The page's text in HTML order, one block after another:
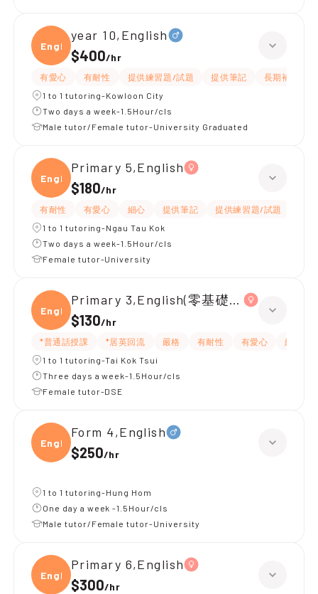
Engli
year 10,English
$400/hr
有愛心 有耐性 提供練習題/試題 提供筆記
長期補習
1 to 1 tutoring-Kowloon City
Two days a week-1.5Hour/cls
Male tutor/Female tutor-University Graduated
Engli
Primary 5,English
$180/hr
有耐性 有愛心 細心 提供筆記 提供練習題/試題
1 to 1 tutoring-Ngau Tau Kok
Two days a week-1.5Hour/cls
Female tutor-University
Engli
Primary 3,English(零基礎, 會話)
$130/hr
*普通話授課 *居英回流 嚴格 有耐性 有愛心
細心
1 to 1 tutoring-Tai Kok Tsui
Three days a week-1.5Hour/cls
Female tutor-DSE
Engli
Form 4,English
$250/hr
1 to 1 tutoring-Hung Hom
One day a week -1.5Hour/cls
Male tutor/Female tutor-University
Engli
Primary 6,English
$300/hr